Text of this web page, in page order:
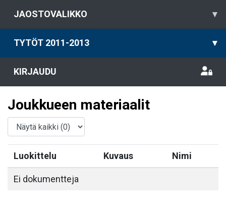
JAOSTOVALIKKO ▾
TYTÖT 2011-2013 ▾
KIRJAUDU
Joukkueen materiaalit
Luokittelu Kuvaus Nimi
Ei dokumentteja